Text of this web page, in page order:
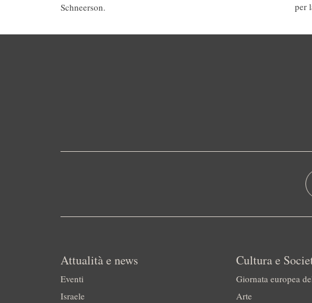
Schneerson.
per
Attualità e news
Eventi
Israele
Cultura e
Giornata europea
Arte